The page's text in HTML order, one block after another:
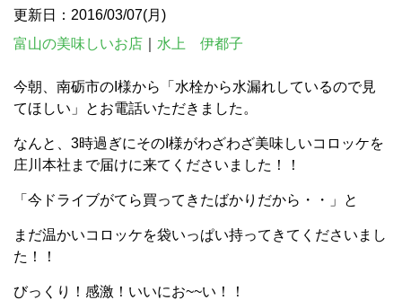
更新日：2016/03/07(月)
富山の美味しいお店
水上 伊都子
今朝、南砺市のI様から「水栓から水漏れしているので見
てほしい」とお電話いただきました。
なんと、3時過ぎにそのI様がわざわざ美味しいコロッケを
庄川本社まで届けに来てくださいました！！
「今ドライブがてら買ってきたばかりだから・・」と
まだ温かいコロッケを袋いっぱい持ってきてくださいまし
た！！
びっくり！感激！いいにお~~い！！